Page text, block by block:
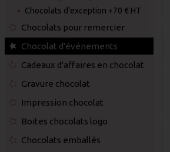
Chocolats d'exception +70 € HT
Chocolats pour remercier
Chocolat d'événements
Cadeaux d'affaires en chocolat
Gravure chocolat
Impression chocolat
Boites chocolats logo
Chocolats emballés